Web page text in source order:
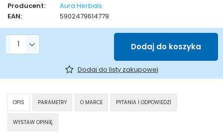
Producent:
Aura Herbals
EAN:
5902479614779
Liczba produktów
Dodaj do koszyka
Dodaj do listy zakupowej
OPIS PARAMETRY O MARCE PYTANIA I ODPOWIEDZI
WYSTAW OPINIĘ